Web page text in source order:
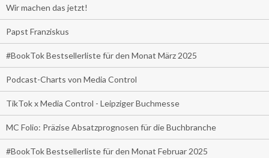
Wir machen das jetzt!
Papst Franziskus
#BookTok Bestsellerliste für den Monat März 2025
Podcast-Charts von Media Control
TikTok x Media Control - Leipziger Buchmesse
MC Folio: Präzise Absatzprognosen für die Buchbranche
#BookTok Bestsellerliste für den Monat Februar 2025